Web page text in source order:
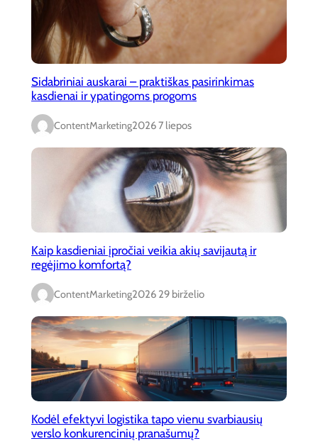
Sidabriniai auskarai – praktiškas pasirinkimas
kasdienai ir ypatingoms progoms
ContentMarketing2026 7 liepos
Kaip kasdieniai įpročiai veikia akių savijautą ir
regėjimo komfortą?
ContentMarketing2026 29 birželio
Kodėl efektyvi logistika tapo vienu svarbiausių
verslo konkurencinių pranašumų?